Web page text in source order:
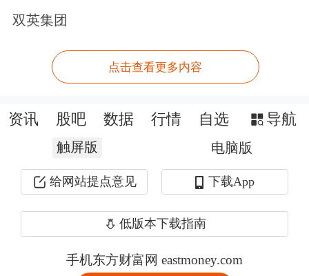
双英集团
点击查看更多内容
打开APP 听语音播报
资讯 股吧 数据 行情 自选 导航
触屏版 电脑版
给网站提点意见 下载App
低版本下载指南
手机东方财富网 eastmoney.com